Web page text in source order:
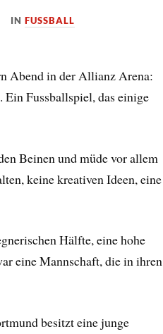
INFUSSBALL
Abend in der Allianz Arena:
Fussballspiel, das einige
Beinen und müde vor allem
keine kreativen Ideen, eine
Hälfte, eine hohe
eine Mannschaft, die in ihren
besitzt eine junge